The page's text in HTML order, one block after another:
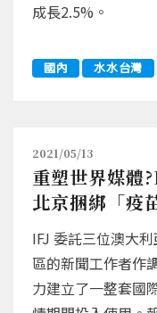
成長2.5%。
國內 水水台灣
2021/05/13
重塑世界媒體
北京捆綁「疫
IFJ 委託三位澳大
區的新聞工作者作
力建立了一整套國